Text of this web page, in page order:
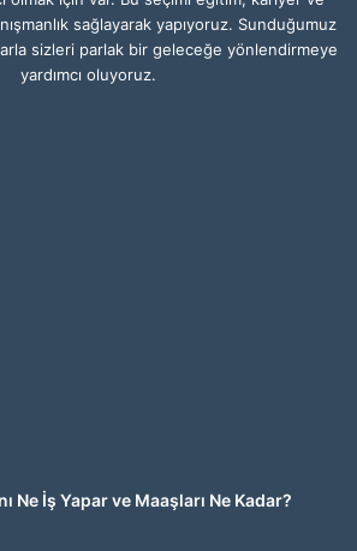
sağlayarak yapıyoruz. Sunduğumuz
sizleri parlak bir geleceğe yönlendirmeye
yardımcı oluyoruz.
Ne İş Yapar ve Maaşları Ne Kadar?